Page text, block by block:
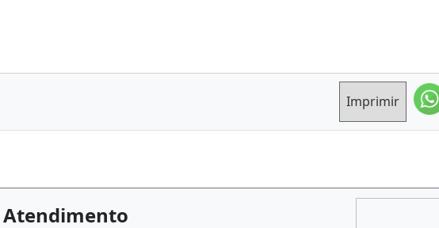
Imprimir
Atendimento